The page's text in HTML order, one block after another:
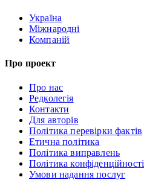
Україна
Міжнародні
Компаній
Про проект
Про нас
Редколегія
Контакти
Для авторів
Політика перевірки фактів
Етична політика
Політика виправлень
Політика конфіденційності
Умови надання послуг